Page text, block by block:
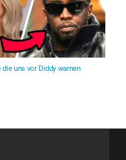
die uns vor Diddy warnen